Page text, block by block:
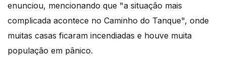
enunciou, mencionando que "a situação mais
complicada acontece no Caminho do Tanque", onde
muitas casas ficaram incendiadas e houve muita
população em pânico.